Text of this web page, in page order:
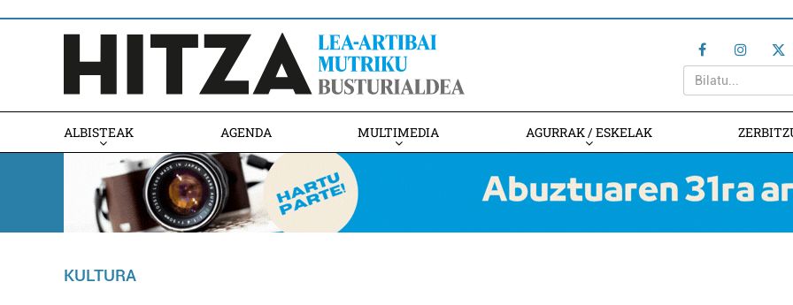
ALBISTEAK AGENDA MULTIMEDIA AGURRAK / ESKELAK
KULTURA